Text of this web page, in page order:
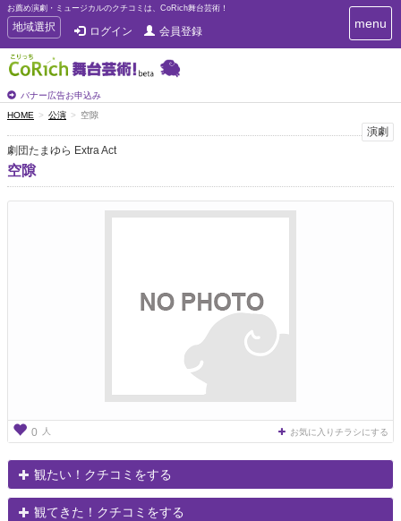
お薦め演劇・ミュージカルのクチコミは、CoRich舞台芸術！
T
o
g
g
e
n
a
v
i
g
地域選択 ログイン 会員登録
バナー広告お申込み
T
o
i
g
menu
HOME 公演 空隙
演劇
劇団たまゆら Extra Act
空隙
0 人 お気に入りチラシにする
観たい！クチコミをする
観てきた！クチコミをする